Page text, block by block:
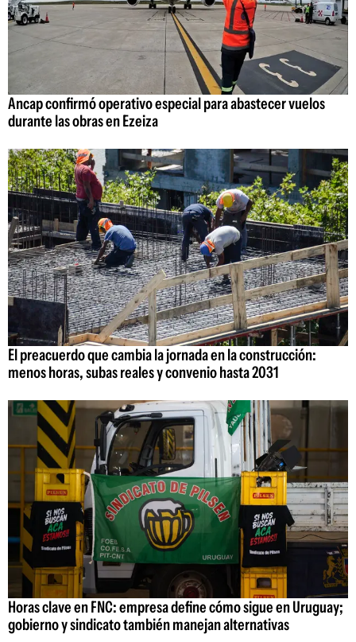
Ancap confirmó operativo especial para abastecer vuelos
durante las obras en Ezeiza
El preacuerdo que cambia la jornada en la construcción:
menos horas, subas reales y convenio hasta 2031
Horas clave en FNC: empresa define cómo sigue en Uruguay;
gobierno y sindicato también manejan alternativas